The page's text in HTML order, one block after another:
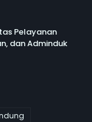
Pelayanan
dan Adminduk